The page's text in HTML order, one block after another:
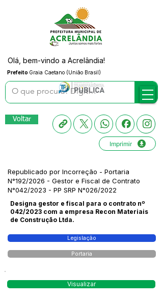
Prefeito Graia Caetano (União Brasil)
Olá, bem-vindo a Acrelândia!
Voltar
Imprimir
Republicado por Incorreção - Portaria
N°192/2026 - Gestor e Fiscal de Contrato
N°042/2023 - PP SRP N°026/2022
Designa gestor e fiscal para o contrato nº
042/2023 com a empresa Recon Materiais
de Construção Ltda.
Legislação
Portaria
Visualizar